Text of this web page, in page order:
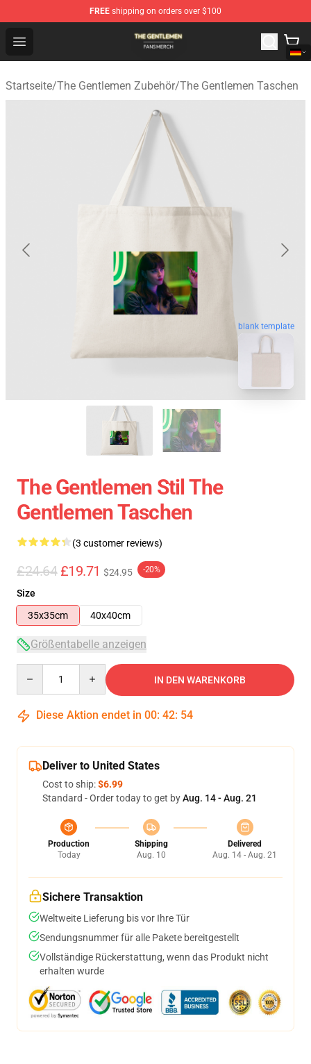
FREE shipping on orders over $100
Open menu
The Gentlemen Shop - Official The Gentlemen
Startseite/The Gentlemen Zubehör/The Gentlemen Taschen
blank template
The Gentlemen Stil The
Gentlemen Taschen
(3 customer reviews)
£24.64 £19.71 $24.95 -20%
Size
35x35cm
40x40cm
Größentabelle anzeigen
IN DEN WARENKORB
Diese Aktion endet in 00: 42: 54
Deliver to United States
Cost to ship:$6.99
Standard - Order today to get byAug. 14 - Aug. 21
Production
Today
Shipping
Aug. 10
Delivered
Aug. 14 - Aug. 21
Sichere Transaktion
Weltweite Lieferung bis vor Ihre Tür
Sendungsnummer für alle Pakete bereitgestellt
Vollständige Rückerstattung, wenn das Produkt nicht
erhalten wurde